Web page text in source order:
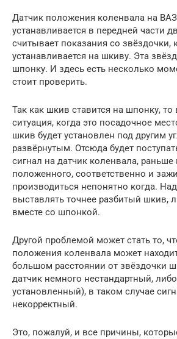
Датчик положения коленвала на
устанавливается в передней части
считывает показания со звёздочки,
устанавливается на шкиву. Эта
шпонку. И здесь есть несколько
стоит проверить.
Так как шкив ставится на шпонку,
ситуация, когда это посадочное
шкив будет установлен под другим
развёрнутым. Отсюда будет
сигнал на датчик коленвала,
положенного, соответственно и
производиться непонятно когда.
выставлять точнее разбитый шкив,
вместе со шпонкой.
Другой проблемой может стать то,
положения коленвала может
большом расстоянии от звёздочки
датчик немного нестандартный,
установленный), в таком случае
некорректный.
Это, пожалуй, и все причины,